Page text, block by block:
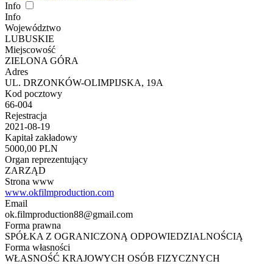
Info
Info
Województwo
LUBUSKIE
Miejscowość
ZIELONA GÓRA
Adres
UL. DRZONKÓW-OLIMPIJSKA, 19A
Kod pocztowy
66-004
Rejestracja
2021-08-19
Kapitał zakładowy
5000,00 PLN
Organ reprezentujący
ZARZĄD
Strona www
www.okfilmproduction.com
Email
ok.filmproduction88@gmail.com
Forma prawna
SPÓŁKA Z OGRANICZONĄ ODPOWIEDZIALNOŚCIĄ
Forma własności
WŁASNOŚĆ KRAJOWYCH OSÓB FIZYCZNYCH